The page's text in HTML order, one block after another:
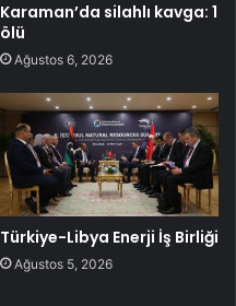
Karaman’da silahlı kavga: 1
ölü
Ağustos 6, 2026
Türkiye-Libya Enerji İş Birliği
Ağustos 5, 2026